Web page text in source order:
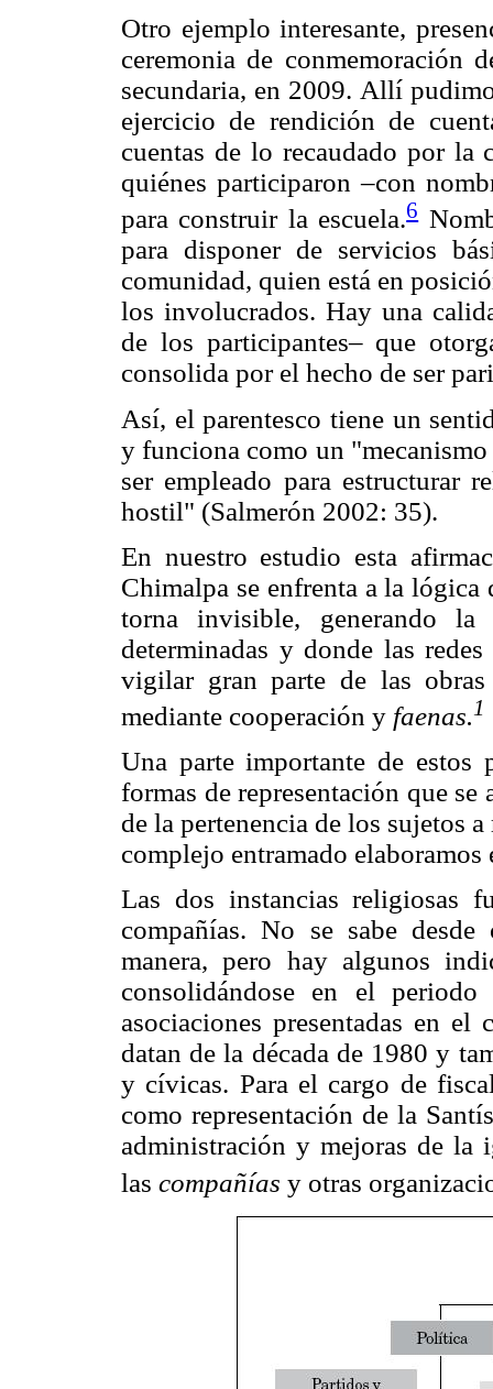
Otro ejemplo interesante,
ceremonia de conmemoración
secundaria, en 2009. Allí
ejercicio de rendición de
cuentas de lo recaudado por la
quiénes participaron –con
para construir la escuela.6
para disponer de servicios
comunidad, quien está en
los involucrados. Hay una
de los participantes– que
consolida por el hecho de ser
Así, el parentesco tiene un
y funciona como un
ser empleado para estructurar
hostil" (Salmerón 2002: 35).
En nuestro estudio esta
Chimalpa se enfrenta a la
torna invisible, generando la
determinadas y donde las
vigilar gran parte de las
mediante cooperación y faenas.1
Una parte importante de estos
formas de representación que
de la pertenencia de los sujetos
complejo entramado elaboramos
Las dos instancias religiosas
compañías. No se sabe
manera, pero hay algunos
consolidándose en el
asociaciones presentadas en el
datan de la década de 1980 y
y cívicas. Para el cargo de
como representación de la
administración y mejoras de la
las compañías y otras